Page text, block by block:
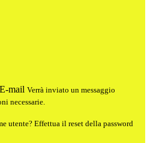
E-mail Verrà inviato un messaggio
necessarie.
utente? Effettua il reset della password